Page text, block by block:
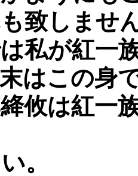
致しませ
私が紅一
はこの身
攸は紅一
。